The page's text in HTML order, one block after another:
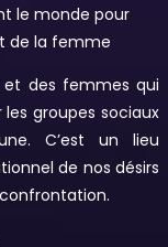
le monde pour
de la femme
des femmes qui
groupes sociaux
C’est un lieu
de nos désirs
confrontation.